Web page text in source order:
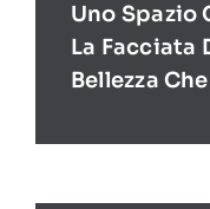
Uno Spazio
La Facciata
Bellezza